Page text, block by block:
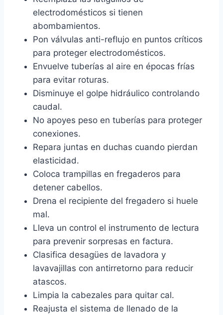
electrodomésticos si tienen
abombamientos.
Pon válvulas anti-reflujo en puntos críticos
para proteger electrodomésticos.
Envuelve tuberías al aire en épocas frías
para evitar roturas.
Disminuye el golpe hidráulico controlando
caudal.
No apoyes peso en tuberías para proteger
conexiones.
Repara juntas en duchas cuando pierdan
elasticidad.
Coloca trampillas en fregaderos para
detener cabellos.
Drena el recipiente del fregadero si huele
mal.
Lleva un control el instrumento de lectura
para prevenir sorpresas en factura.
Clasifica desagües de lavadora y
lavavajillas con antirretorno para reducir
atascos.
Limpia la cabezales para quitar cal.
Reajusta el sistema de llenado de la